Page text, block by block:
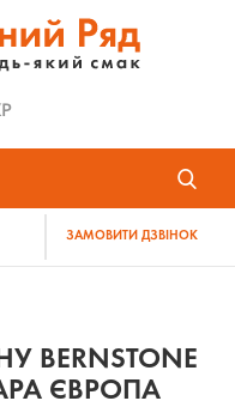
ЗАМОВИТИ ДЗВІНОК
BERNSTONE
ЄВРОПА